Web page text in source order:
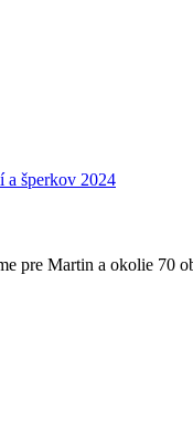
a šperkov 2024
pre Martin a okolie 70